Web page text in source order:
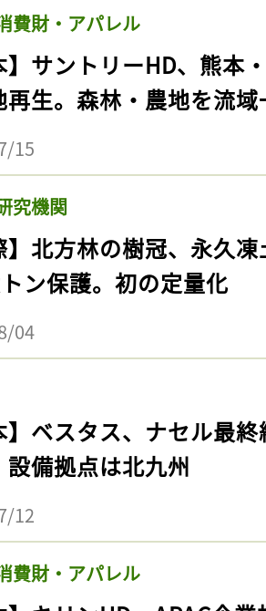
費財・アパレル
】サントリーHD、熊本
再生。森林・農地を流
15
究機関
】北方林の樹冠、永久
ン保護。初の定量化
04
】ベスタス、ナセル最
設備拠点は北九州
12
費財・アパレル